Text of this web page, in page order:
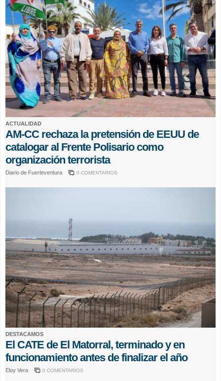
ACTUALIDAD
AM-CC rechaza la pretensión de EEUU de
catalogar al Frente Polisario como
organización terrorista
Diario de Fuerteventura 0 COMENTARIOS
DESTACAMOS
El CATE de El Matorral, terminado y en
funcionamiento antes de finalizar el año
Eloy Vera 0 COMENTARIOS